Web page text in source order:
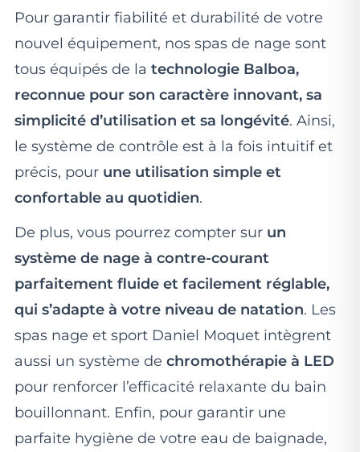
Pour garantir fiabilité et durabilité de votre
nouvel équipement, nos spas de nage sont
tous équipés de la technologie Balboa,
reconnue pour son caractère innovant, sa
simplicité d’utilisation et sa longévité. Ainsi,
le système de contrôle est à la fois intuitif et
précis, pour une utilisation simple et
confortable au quotidien.
De plus, vous pourrez compter sur un
système de nage à contre-courant
parfaitement fluide et facilement réglable,
qui s’adapte à votre niveau de natation. Les
spas nage et sport Daniel Moquet intègrent
aussi un système de chromothérapie à LED
pour renforcer l’efficacité relaxante du bain
bouillonnant. Enfin, pour garantir une
parfaite hygiène de votre eau de baignade,